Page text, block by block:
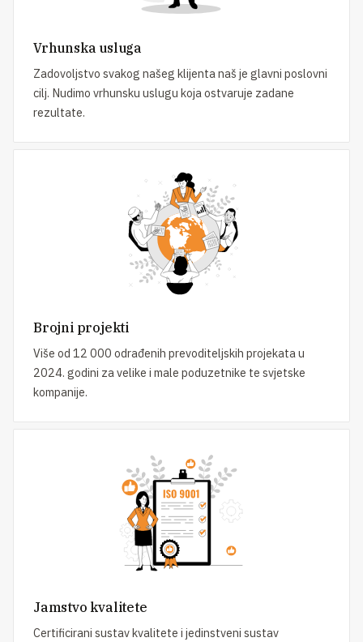
Vrhunska usluga
Zadovoljstvo svakog našeg klijenta naš je glavni poslovni
cilj. Nudimo vrhunsku uslugu koja ostvaruje zadane
rezultate.
Brojni projekti
Više od 12 000 odrađenih prevoditeljskih projekata u
2024. godini za velike i male poduzetnike te svjetske
kompanije.
Jamstvo kvalitete
Certificirani sustav kvalitete i jedinstveni sustav